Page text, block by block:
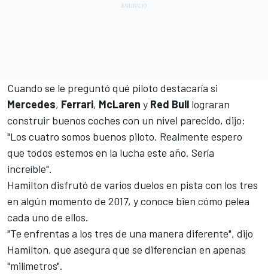
Cuando se le preguntó qué piloto destacaría si
Mercedes, Ferrari, McLaren y Red Bull lograran
construir buenos coches con un nivel parecido, dijo:
"Los cuatro somos buenos piloto. Realmente espero
que todos estemos en la lucha este año. Sería
increíble".
Hamilton disfrutó de varios duelos en pista con los tres
en algún momento de 2017, y conoce bien cómo pelea
cada uno de ellos.
"Te enfrentas a los tres de una manera diferente", dijo
Hamilton, que asegura que se diferencian en apenas
"milímetros".